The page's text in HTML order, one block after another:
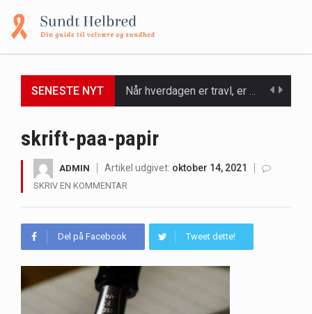
SENESTE NYT
Massagestole er ikke længere forbeholdt luksuriøse spaer og wellnesscentre - de er nu tilgængelige til…
skrift-paa-papir
ADMIN Artikel udgivet: oktober 14, 2021
SKRIV EN KOMMENTAR
Del på Facebook Tweet dette!